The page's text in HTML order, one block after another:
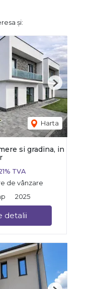
și:
Harta
Next
si gradina, in
TVA
de vânzare
2025
detalii